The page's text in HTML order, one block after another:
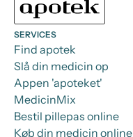
SERVICES
Find apotek
Slå din medicin op
Appen 'apoteket'
MedicinMix
Bestil pillepas online
Køb din medicin online